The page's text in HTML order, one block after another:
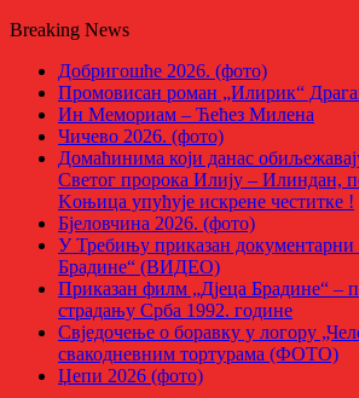
Breaking News
Добригошће 2026. (фото)
Промовисан роман „Илирик“
Ин Мемориам – Ћећез Милена
Чичево 2026. (фото)
Домаћинима који данас
Светог пророка Илију – Илиндан,
Kоњица упућује искрене честитке !
Бјеловчина 2026. (фото)
У Требињу приказан документарни
Брадине“ (ВИДЕО)
Приказан филм „Дјеца Брадине“ –
страдању Срба 1992. године
Свједочење о боравку у логору
свакодневним тортурама (ФОТО)
Џепи 2026 (фото)